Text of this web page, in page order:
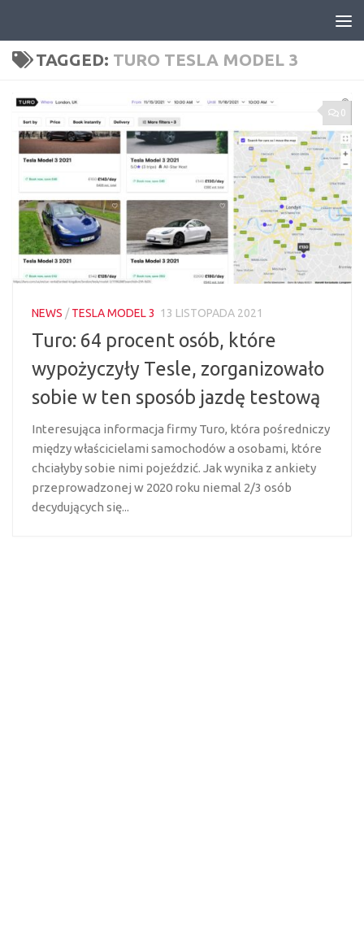
TAGGED: TURO TESLA MODEL 3
0
NEWS /TESLA MODEL 3 13 LISTOPADA 2021
Turo: 64 procent osób, które
wypożyczyły Tesle, zorganizowało
sobie w ten sposób jazdę testową
Interesująca informacja firmy Turo, która pośredniczy
między właścicielami samochodów a osobami, które
chciałyby sobie nimi pojeździć. Jak wynika z ankiety
przeprowadzonej w 2020 roku niemal 2/3 osób
decydujących się...